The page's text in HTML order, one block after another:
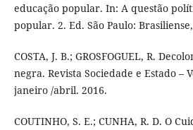
educação popular. In: A questão
popular. 2. Ed. São Paulo:
COSTA, J. B.; GROSFOGUEL, R.
negra. Revista Sociedade e Estado –
janeiro /abril. 2016.
COUTINHO, S. E.; CUNHA, R. D. O